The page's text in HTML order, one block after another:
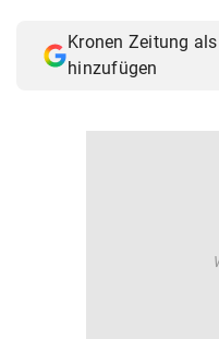
Kronen Zeitung
hinzufügen